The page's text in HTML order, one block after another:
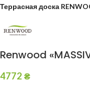
Террасная доска
Renwood
4772 ₴